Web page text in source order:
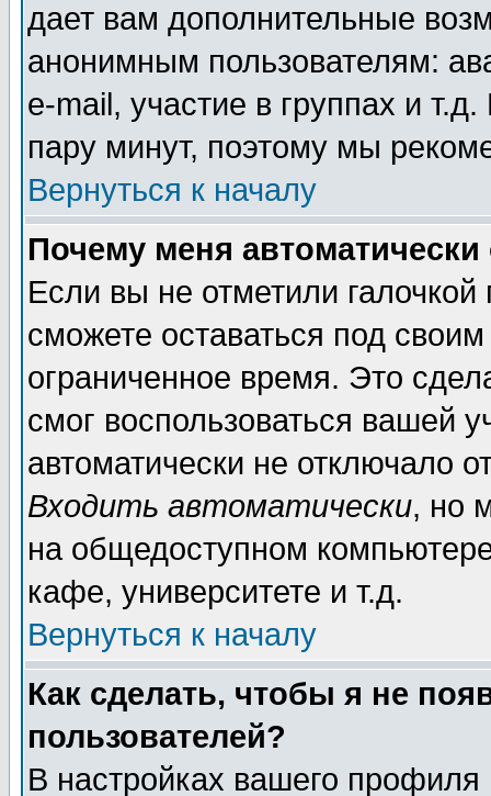
дает вам дополнительные
анонимным пользователям:
e-mail, участие в группах и
пару минут, поэтому мы
Вернуться к началу
Почему меня автоматически
Если вы не отметили галочкой
сможете оставаться под
ограниченное время. Это
смог воспользоваться вашей
автоматически не отключало
Входить автоматически, но
на общедоступном
кафе, университете и т.д.
Вернуться к началу
Как сделать, чтобы я не
пользователей?
В настройках вашего